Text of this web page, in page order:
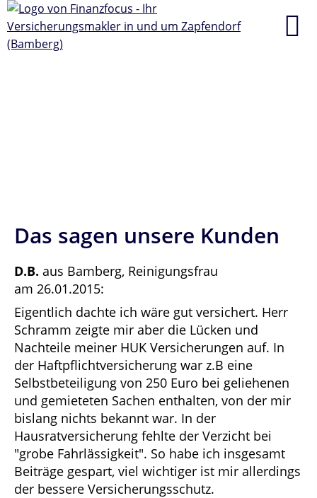
Das sagen unsere Kunden
D.B. aus Bamberg, Reinigungsfrau
am 26.01.2015:
Eigentlich dachte ich wäre gut versichert. Herr
Schramm zeigte mir aber die Lücken und
Nachteile meiner HUK Versicherungen auf. In
der Haftpflichtversicherung war z.B eine
Selbstbeteiligung von 250 Euro bei geliehenen
und gemieteten Sachen enthalten, von der mir
bislang nichts bekannt war. In der
Hausratversicherung fehlte der Verzicht bei
"grobe Fahrlässigkeit". So habe ich insgesamt
Beiträge gespart, viel wichtiger ist mir allerdings
der bessere Versicherungsschutz.